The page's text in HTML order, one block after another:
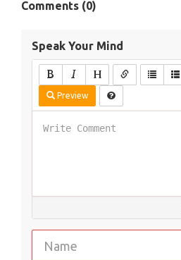
Comments (0)
Speak Your Mind
Preview